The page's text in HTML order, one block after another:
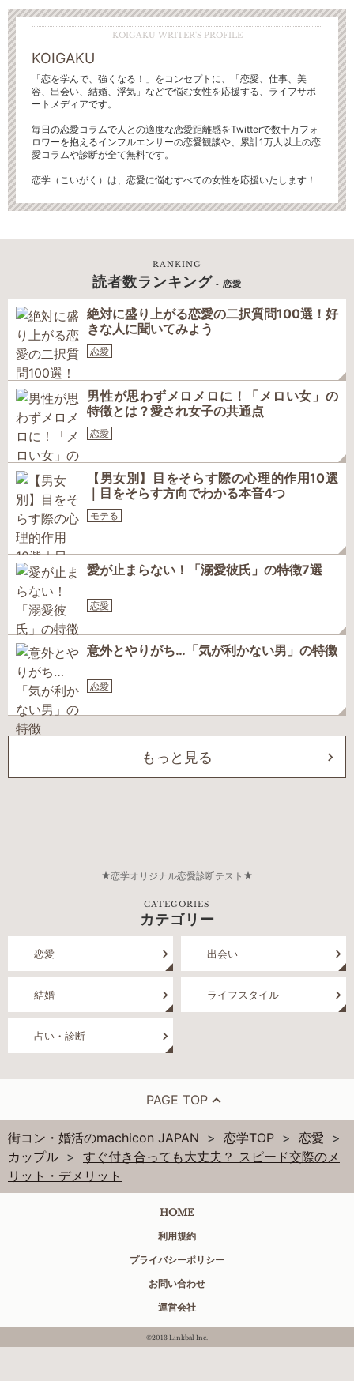
KOIGAKU WRITER'S PROFILE
KOIGAKU
「恋を学んで、強くなる！」をコンセプトに、「恋愛、仕事、美
容、出会い、結婚、浮気」などで悩む女性を応援する、ライフサポ
ートメディアです。
毎日の恋愛コラムで人との適度な恋愛距離感をTwitterで数十万フォ
ロワーを抱えるインフルエンサーの恋愛観談や、累計1万人以上の恋
愛コラムや診断が全て無料です。
恋学（こいがく）は、恋愛に悩むすべての女性を応援いたします！
RANKING
読者数ランキング - 恋愛
絶対に盛り上がる恋愛の二択質問100選！好
きな人に聞いてみよう
恋愛
男性が思わずメロメロに！「メロい女」の
特徴とは？愛され女子の共通点
恋愛
【男女別】目をそらす際の心理的作用10選
｜目をそらす方向でわかる本音4つ
モテる
愛が止まらない！「溺愛彼氏」の特徴7選
恋愛
意外とやりがち…「気が利かない男」の特徴
恋愛
もっと見る
恋学オリジナル恋愛診断テスト
CATEGORIES
カテゴリー
恋愛 出会い
結婚 ライフスタイル
占い・診断
PAGE TOP
街コン・婚活のmachicon JAPAN 恋学TOP
恋愛
カップル
すぐ付き合っても大丈夫？ スピード交際のメ
リット・デメリット
HOME
利用規約
プライバシーポリシー
お問い合わせ
運営会社
©2013 Linkbal Inc.